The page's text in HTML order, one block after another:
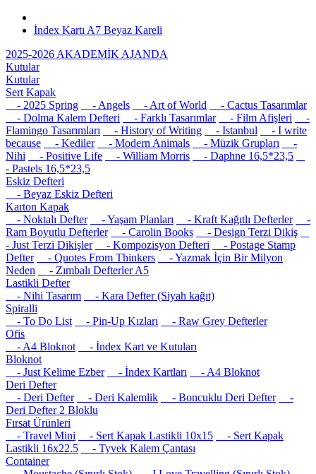
İndex Kartı A7 Beyaz Kareli
2025-2026 AKADEMİK AJANDA
Kutular
Kutular
Sert Kapak
- 2025 Spring
- Angels - Art of World
- Cactus Tasarımlar
- Dolma Kalem Defteri
- Farklı Tasarımlar - Film Afişleri
-
Flamingo Tasarımları
- History of Writing - Istanbul
- I write
because
- Kediler - Modern Animals - Müzik Grupları
-
Nihi
- Positive Life - William Morris
- Daphne 16,5*23,5
- Pastels 16,5*23,5
Eskiz Defteri
- Beyaz Eskiz Defteri
Karton Kapak
- Noktalı Defter
- Yaşam Planları - Kraft Kağıtlı Defterler
-
Ram Boyutlu Defterler
- Carolin Books
- Design Terzi Dikiş
- Just Terzi Dikişler
- Kompozisyon Defteri
- Postage Stamp
Defter
- Quotes From Thinkers
- Yazmak İçin Bir Milyon
Neden
- Zımbalı Defterler A5
Lastikli Defter
- Nihi Tasarım
- Kara Defter (Siyah kağıt)
Spiralli
- To Do List
- Pin-Up Kızları
- Raw Grey Defterler
Ofis
- A4 Bloknot
- İndex Kart ve Kutuları
Bloknot
- Just Kelime Ezber
- İndex Kartları
- A4 Bloknot
Deri Defter
- Deri Defter
- Deri Kalemlik - Boncuklu Deri Defter
-
Deri Defter 2 Bloklu
Fırsat Ürünleri
- Travel Mini
- Sert Kapak Lastikli 10x15
- Sert Kapak
Lastikli 16x22.5
- Tyvek Kalem Çantası
Container